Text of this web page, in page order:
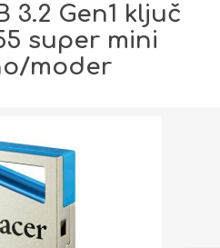
3.2 Gen1 ključ
super mini
moder